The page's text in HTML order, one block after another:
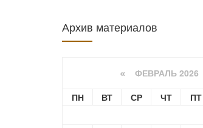
Архив материалов
« ФЕВРАЛЬ 2026
ПН ВТ СР ЧТ ПТ